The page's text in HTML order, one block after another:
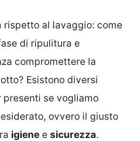
rispetto al lavaggio: come
di ripulitura e
compromettere la
Esistono diversi
presenti se vogliamo
ovvero il giusto
igiene e sicurezza.